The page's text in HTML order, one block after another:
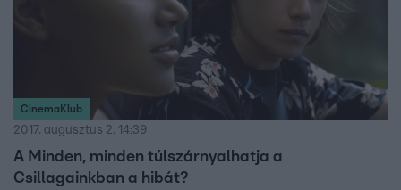
CinemaKlub
2017. augusztus 2. 14:39
A Minden, minden túlszárnyalhatja a
Csillagainkban a hibát?